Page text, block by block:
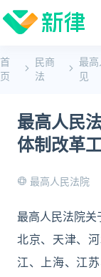
首
页
民商
法
最
见
最高人民
体制改革
最高人民法院
最高人民法院关
北京、天津、
江、上海、江